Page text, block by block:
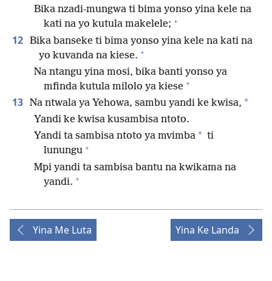
Bika nzadi-mungwa ti bima yonso yina kele na
kati na yo kutula makelele; +
12 Bika banseke ti bima yonso yina kele na kati na
yo kuvanda na kiese. +
Na ntangu yina mosi, bika banti yonso ya
mfinda kutula milolo ya kiese +
13 Na ntwala ya Yehowa, sambu yandi ke kwisa, *
Yandi ke kwisa kusambisa ntoto.
Yandi ta sambisa ntoto ya mvimba * ti
lunungu +
Mpi yandi ta sambisa bantu na kwikama na
yandi. +
Yina Me Luta Yina Ke Landa